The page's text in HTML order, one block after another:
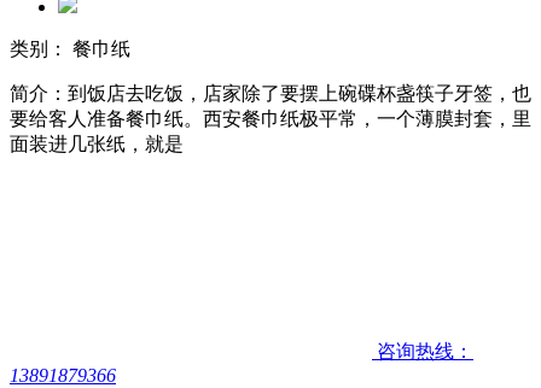
类别： 餐巾纸
简介：到饭店去吃饭，店家除了要摆上碗碟杯盏筷子牙签，也
要给客人准备餐巾纸。西安餐巾纸极平常，一个薄膜封套，里
面装进几张纸，就是
咨询热线：
13891879366